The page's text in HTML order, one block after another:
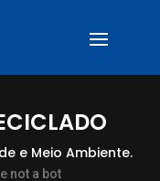
e Meio Ambiente.